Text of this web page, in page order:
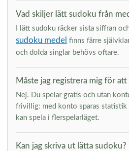
Vad skiljer lätt sudoku från
I lätt sudoku räcker sista siffran
sudoku medel finns färre
och dolda singlar behövs oftare.
Måste jag registrera mig för att
Nej. Du spelar gratis och utan
frivillig: med konto sparas statistik
kan spela i flerspelarläget.
Kan jag skriva ut lätta sudoku?